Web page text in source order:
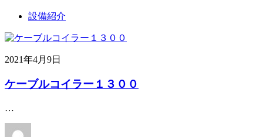
設備紹介
2021年4月9日
ケーブルコイラー１３００
…